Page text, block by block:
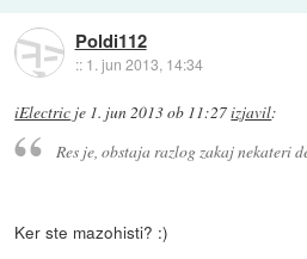
Poldi112
:: 1. jun 2013, 14:34
iElectric je 1. jun 2013 ob 11:27izjavil:
Res je, obstaja razlog zakaj nekateri
Ker ste mazohisti? :)